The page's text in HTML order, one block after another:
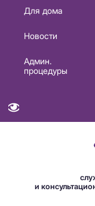
Основная
навигация
Для дома
Новости
Админ.
процедуры
и